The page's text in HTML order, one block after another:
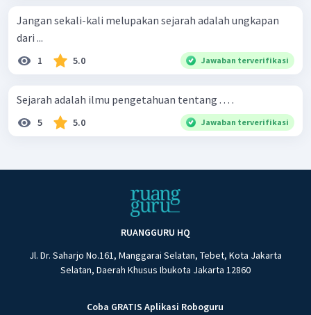
Jangan sekali-kali melupakan sejarah adalah ungkapan
dari ...
1 5.0 Jawaban terverifikasi
Sejarah adalah ilmu pengetahuan tentang . . . .
5 5.0 Jawaban terverifikasi
RUANGGURU HQ
Jl. Dr. Saharjo No.161, Manggarai Selatan, Tebet, Kota Jakarta
Selatan, Daerah Khusus Ibukota Jakarta 12860
Coba GRATIS Aplikasi Roboguru